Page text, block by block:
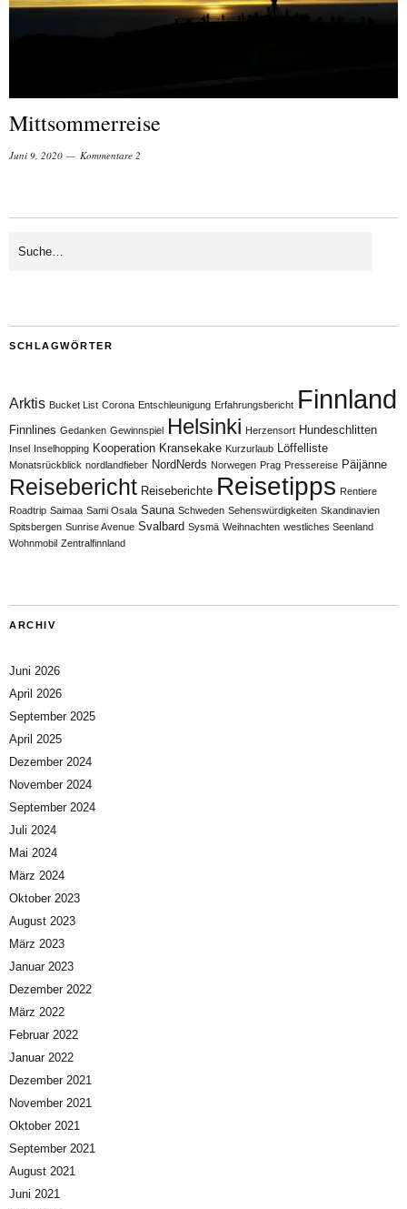
Mittsommerreise
Juni 9, 2020 Kommentare 2
SCHLAGWÖRTER
Arktis Bucket List Corona Entschleunigung Erfahrungsbericht Finnland
Finnlines Gedanken Gewinnspiel Helsinki Herzensort Hundeschlitten
Insel Inselhopping Kooperation Kransekake Kurzurlaub Löffelliste
Monatsrückblick nordlandfieber NordNerds Norwegen Prag Pressereise Päijänne
Reisebericht Reiseberichte Reisetipps Rentiere
Roadtrip Saimaa Sami Osala Sauna Schweden Sehenswürdigkeiten Skandinavien
Spitsbergen Sunrise Avenue Svalbard Sysmä Weihnachten westliches Seenland
Wohnmobil Zentralfinnland
ARCHIV
Juni 2026
April 2026
September 2025
April 2025
Dezember 2024
November 2024
September 2024
Juli 2024
Mai 2024
März 2024
Oktober 2023
August 2023
März 2023
Januar 2023
Dezember 2022
März 2022
Februar 2022
Januar 2022
Dezember 2021
November 2021
Oktober 2021
September 2021
August 2021
Juni 2021